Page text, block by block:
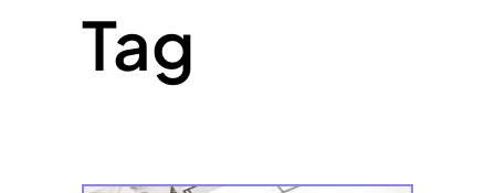
Tag